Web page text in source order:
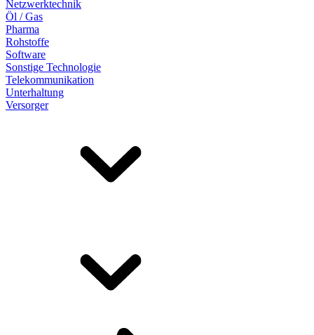
Netzwerktechnik
Öl / Gas
Pharma
Rohstoffe
Software
Sonstige Technologie
Telekommunikation
Unterhaltung
Versorger